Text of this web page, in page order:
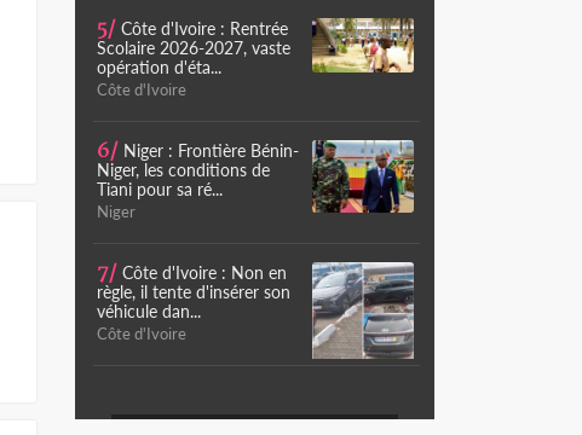
5/ Côte d'Ivoire : Rentrée
Scolaire 2026-2027, vaste
opération d'éta...
Côte d'Ivoire
6/ Niger : Frontière Bénin-
Niger, les conditions de
Tiani pour sa ré...
Niger
7/ Côte d'Ivoire : Non en
règle, il tente d'insérer son
véhicule dan...
Côte d'Ivoire